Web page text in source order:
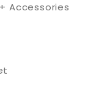
Accessories